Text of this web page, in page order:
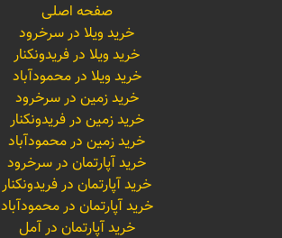
صفحه اصلی
خرید ویلا در سرخرود
خرید ویلا در فریدونکنار
خرید ویلا در محمودآباد
خرید زمین در سرخرود
خرید زمین در فریدونکنار
خرید زمین در محمودآباد
خرید آپارتمان در سرخرود
خرید آپارتمان در فریدونکنار
خرید آپارتمان در محمودآباد
خرید آپارتمان در آمل